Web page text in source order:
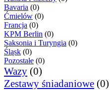
Bavaria (0)
Ćmielów (0)
Francja (0)
KPM Berlin (0)
Saksonia i Turyngia (0)
Śląsk (0)
Pozostałe (0)
Wazy (0)
Zestawy śniadaniowe (0)